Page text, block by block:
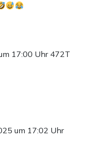
17:00 Uhr 472T
um 17:02 Uhr